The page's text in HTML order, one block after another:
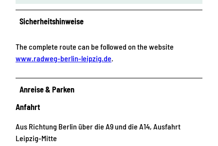
Sicherheitshinweise
The complete route can be followed on the website
www.radweg-berlin-leipzig.de.
Anreise & Parken
Anfahrt
Aus Richtung Berlin über die A9 und die A14, Ausfahrt
Leipzig-Mitte